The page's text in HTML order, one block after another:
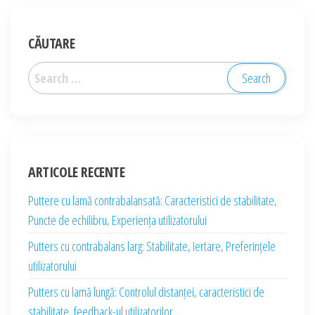
CĂUTARE
Search
for:
ARTICOLE RECENTE
Puttere cu lamă contrabalansată: Caracteristici de stabilitate,
Puncte de echilibru, Experiența utilizatorului
Putters cu contrabalans larg: Stabilitate, Iertare, Preferințele
utilizatorului
Putters cu lamă lungă: Controlul distanței, caracteristici de
stabilitate, feedback-ul utilizatorilor